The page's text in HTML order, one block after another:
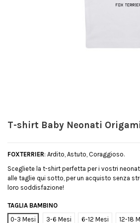
T-shirt Baby Neonati
FOXTERRIER: Ardito, Astuto, Coraggioso.
Scegliete la t-shirt perfetta per i vostri
alle taglie qui sotto, per un acquisto senza
loro soddisfazione!
TAGLIA BAMBINO
0-3 Mesi
3-6 Mesi 6-12 Mesi 12-18